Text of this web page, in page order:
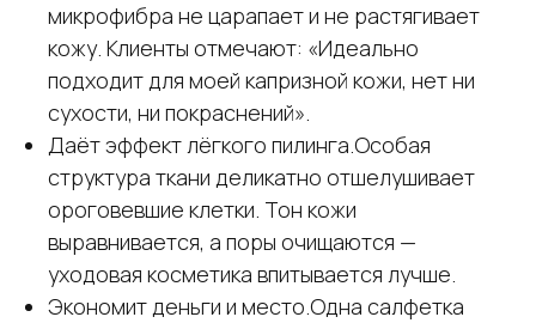
микрофибра не царапает и не растягивает
кожу. Клиенты отмечают: «Идеально
подходит для моей капризной кожи, нет ни
сухости, ни покраснений».
Даёт эффект лёгкого пилинга.Особая
структура ткани деликатно отшелушивает
ороговевшие клетки. Тон кожи
выравнивается, а поры очищаются —
уходовая косметика впитывается лучше.
Экономит деньги и место.Одна салфетка